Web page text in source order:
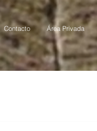
Contacto Área Privada